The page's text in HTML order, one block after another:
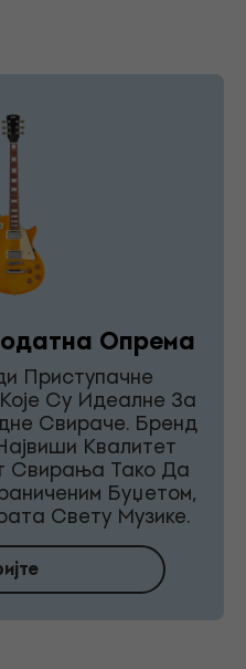
Опрема
Приступачне
Су Идеалне За
Свираче. Бренд
Квалитет
Свирања Тако Да
Буџетом,
Свету Музике.